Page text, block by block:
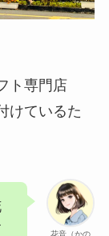
ト専門店
けているた
花音（かの